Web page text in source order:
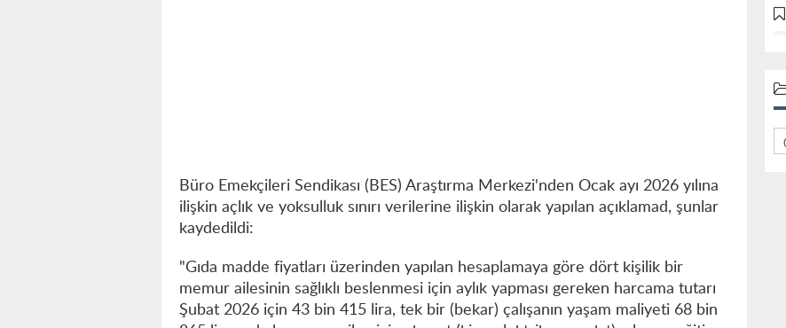
Büro Emekçileri Sendikası (BES) Araştırma Merkezi'nden Ocak ayı 2026 yılına
ilişkin açlık ve yoksulluk sınırı verilerine ilişkin olarak yapılan açıklamad, şunlar
kaydedildi:
"Gıda madde fiyatları üzerinden yapılan hesaplamaya göre dört kişilik bir
memur ailesinin sağlıklı beslenmesi için aylık yapması gereken harcama tutarı
Şubat 2026 için 43 bin 415 lira, tek bir (bekar) çalışanın yaşam maliyeti 68 bin